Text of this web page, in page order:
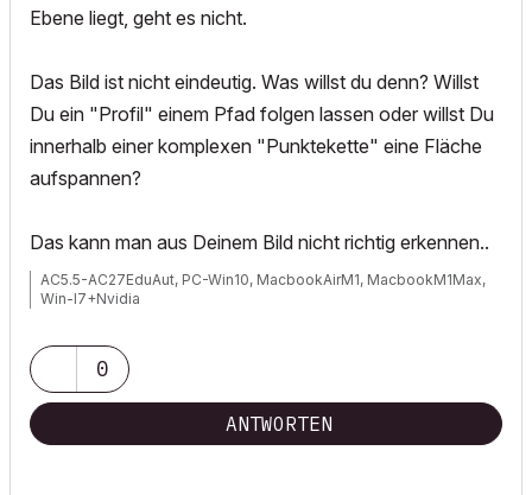
Ebene liegt, geht es nicht.
Das Bild ist nicht eindeutig. Was willst du denn? Willst
Du ein "Profil" einem Pfad folgen lassen oder willst Du
innerhalb einer komplexen "Punktekette" eine Fläche
aufspannen?
Das kann man aus Deinem Bild nicht richtig erkennen..
AC5.5-AC27EduAut, PC-Win10, MacbookAirM1, MacbookM1Max,
Win-I7+Nvidia
0
ANTWORTEN